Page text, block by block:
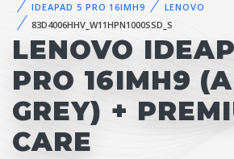
IDEAPAD 5 PRO 16IMH9
LENOVO
83D4006HHV_W11HPN1000SSD_S
LENOVO
PRO 16IMH9
GREY) +
CARE